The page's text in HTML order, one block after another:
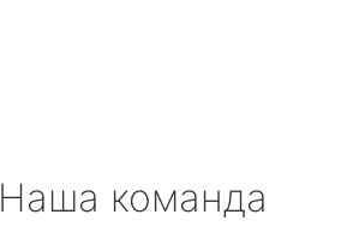
Наша команда